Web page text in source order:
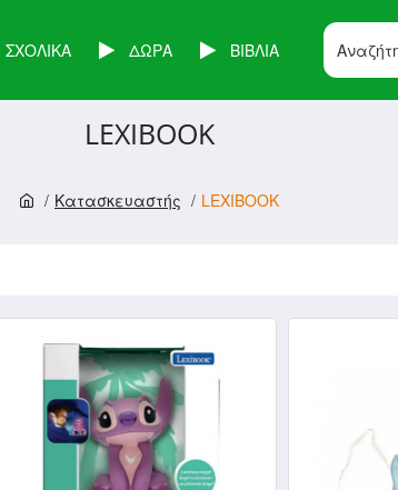
ΣΧΟΛΙΚΑ ΔΩΡΑ ΒΙΒΛΙΑ
Κατασκευαστής LEXIBOOK
LEXIBOOK